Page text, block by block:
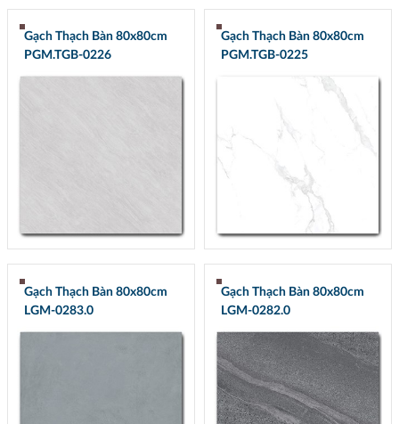
Gạch Thạch Bàn 80x80cm
PGM.TGB-0226
Gạch Thạch Bàn 80x80cm
PGM.TGB-0225
Gạch Thạch Bàn 80x80cm
LGM-0283.0
Gạch Thạch Bàn 80x80cm
LGM-0282.0